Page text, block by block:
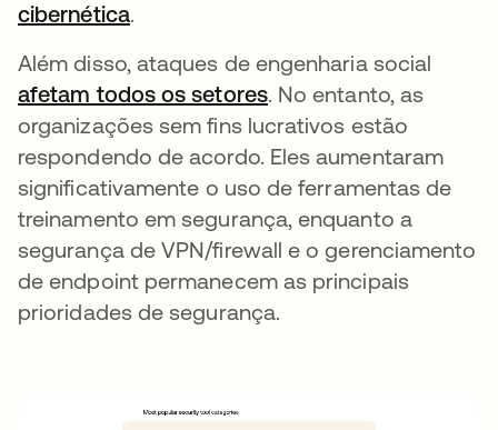
cibernéticaabre em uma nova guia
.
Além disso, ataques de engenharia social
afetam todos os setoresabre em uma nova
. No entanto, as
organizações sem fins lucrativos estão
respondendo de acordo. Eles aumentaram
significativamente o uso de ferramentas de
treinamento em segurança, enquanto a
segurança de VPN/firewall e o gerenciamento
de endpoint permanecem as principais
prioridades de segurança.